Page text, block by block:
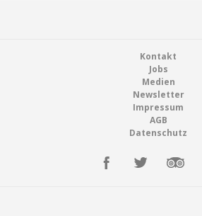
Kontakt
Jobs
Medien
Newsletter
Impressum
AGB
Datenschutz